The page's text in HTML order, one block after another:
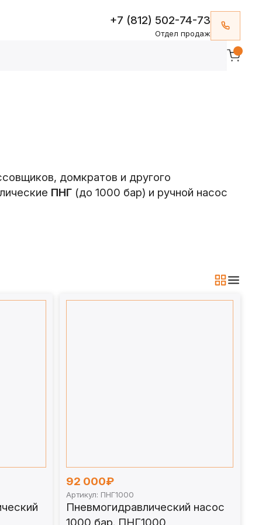
+7 (812) 502-74-73
Отдел продаж
домкратов и другого
ПНГ(до 1000 бар) и ручной насос
92 000₽
Артикул: ПНГ1000
Пневмогидравлический насос